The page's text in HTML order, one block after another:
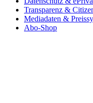
Transparenz &
Mediadaten &
Abo-Shop